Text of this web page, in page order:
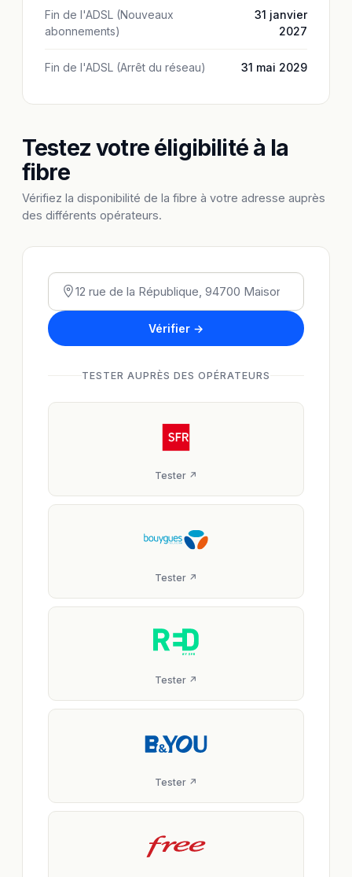
Fin de l'ADSL (Nouveaux
abonnements)
31 janvier
2027
Fin de l'ADSL (Arrêt du réseau) 31 mai 2029
Testez votre éligibilité à la
fibre
Vérifiez la disponibilité de la fibre à votre adresse auprès
des différents opérateurs.
Vérifier →
TESTER AUPRÈS DES OPÉRATEURS
Tester ↗
Tester ↗
Tester ↗
Tester ↗